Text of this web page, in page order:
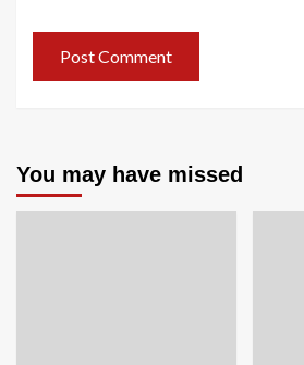
You may have missed